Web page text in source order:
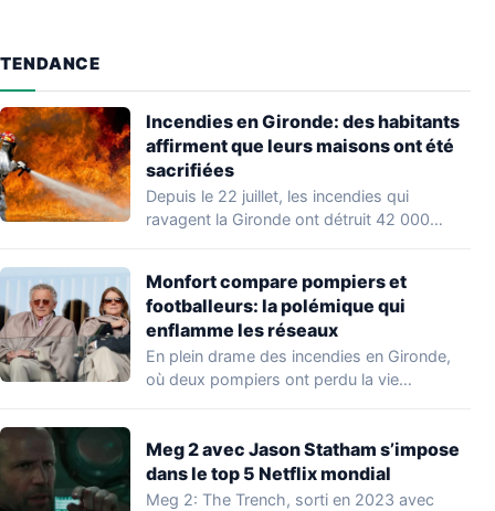
TENDANCE
Incendies en Gironde: des habitants
affirment que leurs maisons ont été
sacrifiées
Depuis le 22 juillet, les incendies qui
ravagent la Gironde ont détruit 42 000…
Monfort compare pompiers et
footballeurs: la polémique qui
enflamme les réseaux
En plein drame des incendies en Gironde,
où deux pompiers ont perdu la vie…
Meg 2 avec Jason Statham s’impose
dans le top 5 Netflix mondial
Meg 2: The Trench, sorti en 2023 avec